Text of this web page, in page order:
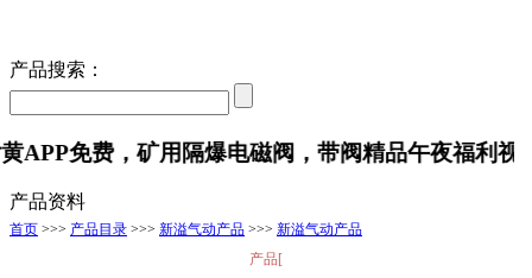
产品搜索：
免费，矿用隔爆电磁阀，带阀精品午夜福利视频
产品资料
首页 >>> 产品目录 >>> 新溢气动产品 >>> 新溢气动产品
产品[